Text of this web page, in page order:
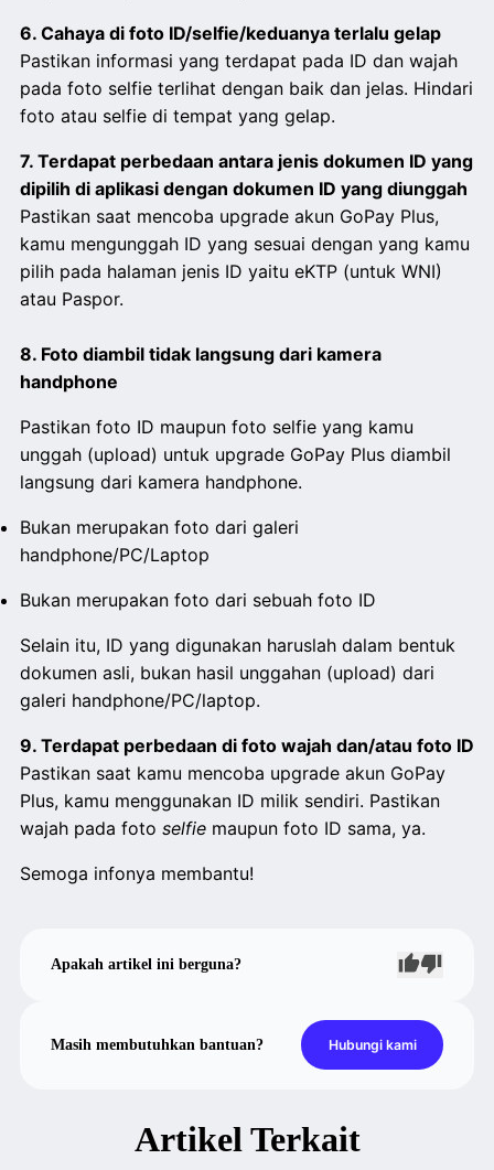
6. Cahaya di foto ID/selfie/keduanya terlalu gelap
Pastikan informasi yang terdapat pada ID dan wajah
pada foto selfie terlihat dengan baik dan jelas. Hindari
foto atau selfie di tempat yang gelap.
7. Terdapat perbedaan antara jenis dokumen ID yang
dipilih di aplikasi dengan dokumen ID yang diunggah
Pastikan saat mencoba upgrade akun GoPay Plus,
kamu mengunggah ID yang sesuai dengan yang kamu
pilih pada halaman jenis ID yaitu eKTP (untuk WNI)
atau Paspor.
8. Foto diambil tidak langsung dari kamera
handphone
Pastikan foto ID maupun foto selfie yang kamu
unggah (upload) untuk upgrade GoPay Plus diambil
langsung dari kamera handphone.
Bukan merupakan foto dari galeri
handphone/PC/Laptop
Bukan merupakan foto dari sebuah foto ID
Selain itu, ID yang digunakan haruslah dalam bentuk
dokumen asli, bukan hasil unggahan (upload) dari
galeri handphone/PC/laptop.
9. Terdapat perbedaan di foto wajah dan/atau foto ID
Pastikan saat kamu mencoba upgrade akun GoPay
Plus, kamu menggunakan ID milik sendiri. Pastikan
wajah pada foto selfie maupun foto ID sama, ya.
Semoga infonya membantu!
Apakah artikel ini berguna?
Masih membutuhkan bantuan? Hubungi kami
Artikel Terkait